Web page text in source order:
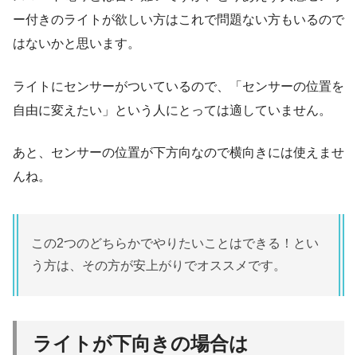
ー付きのライトが欲しい方はこれで問題ない方もいるので
はないかと思います。
ライトにセンサーがついているので、「センサーの位置を
自由に変えたい」という人にとっては適していません。
あと、センサーの位置が下方向なので横向きには使えませ
んね。
この2つのどちらかでやりたいことはできる！とい
う方は、その方が安上がりでオススメです。
ライトが下向きの場合は